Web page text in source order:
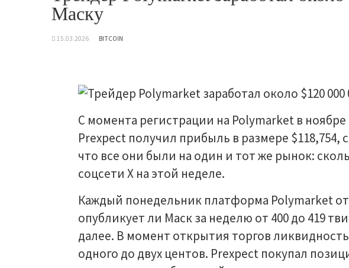
Маску
15.03.2026 BITCOIN
С момента регистрации на Polymarket в
Prexpect получил прибыль в размере $118,754,
что все они были на один и тот же рынок:
соцсети Х на этой неделе.
Каждый понедельник платформа Polymarket
опубликует ли Маск за неделю от 400 до 419
далее. В момент открытия торгов
одного до двух центов. Prexpect покупал